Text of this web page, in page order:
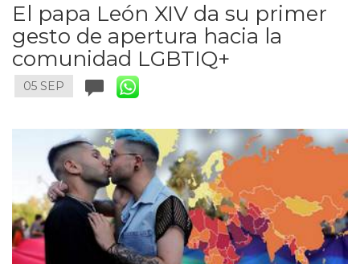
El papa León XIV da su primer
gesto de apertura hacia la
comunidad LGBTIQ+
05 SEP